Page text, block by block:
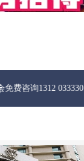
0333301微信同步！